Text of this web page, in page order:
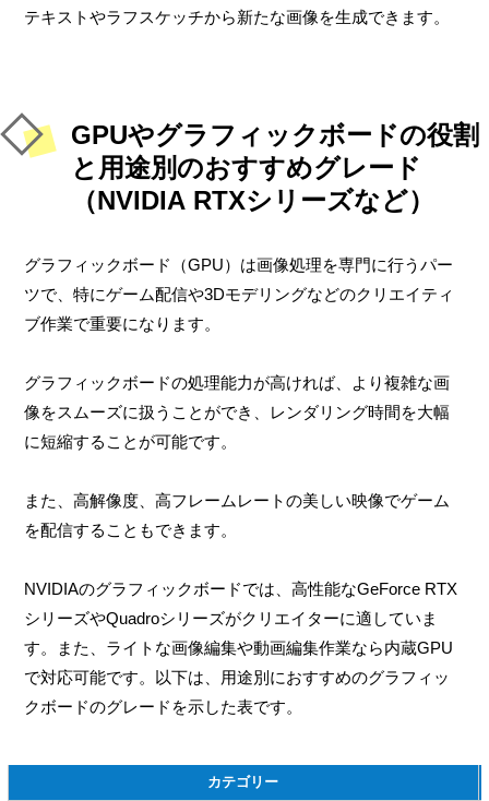
テキストやラフスケッチから新たな画像を生成できます。
GPUやグラフィックボードの役割
と用途別のおすすめグレード
（NVIDIA RTXシリーズなど）
グラフィックボード（GPU）は画像処理を専門に行うパー
ツで、特にゲーム配信や3Dモデリングなどのクリエイティ
ブ作業で重要になります。
グラフィックボードの処理能力が高ければ、より複雑な画
像をスムーズに扱うことができ、レンダリング時間を大幅
に短縮することが可能です。
また、高解像度、高フレームレートの美しい映像でゲーム
を配信することもできます。
NVIDIAのグラフィックボードでは、高性能なGeForce RTX
シリーズやQuadroシリーズがクリエイターに適していま
す。また、ライトな画像編集や動画編集作業なら内蔵GPU
で対応可能です。以下は、用途別におすすめのグラフィッ
クボードのグレードを示した表です。
カテゴリー